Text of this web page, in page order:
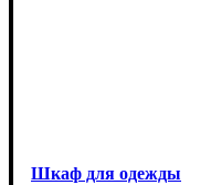
Шкаф для одежды